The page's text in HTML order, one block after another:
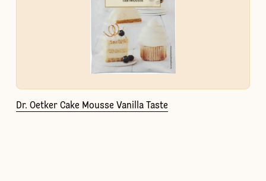
Dr. Oetker Cake Mousse Vanilla Taste